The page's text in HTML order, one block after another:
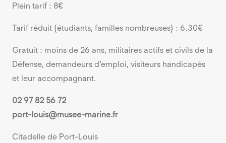
Plein tarif : 8€
Tarif réduit (étudiants, familles nombreuses) : 6.30€
Gratuit : moins de 26 ans, militaires actifs et civils de la
Défense, demandeurs d’emploi, visiteurs handicapés
et leur accompagnant.
02 97 82 56 72
port-louis@musee-marine.fr
Citadelle de Port-Louis